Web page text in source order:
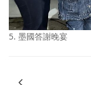
5. 墨國答謝晚宴